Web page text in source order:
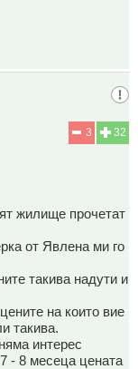
32
3
жилище прочетат
от Явлена ми го
такива надути и
на които вие
такива.
интерес
- 8 месеца цената